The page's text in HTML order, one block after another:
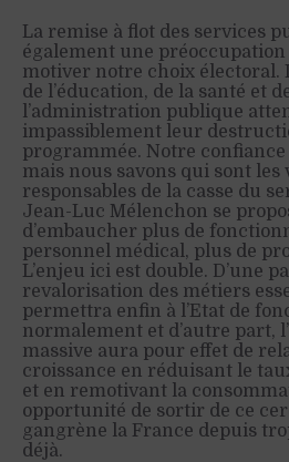
La remise à flot des services
également une
motiver notre choix électoral.
de l’éducation, de la santé et
l’administration publique
impassiblement leur
programmée. Notre confiance
mais nous savons qui sont les
responsables de la casse du
Jean-Luc Mélenchon se
d’embaucher plus de
personnel médical, plus de
L’enjeu ici est double. D’une
revalorisation des métiers
permettra enfin à l’Etat de
normalement et d’autre part,
massive aura pour effet de
croissance en réduisant le
et en remotivant la
opportunité de sortir de ce
gangrène la France depuis
déjà.